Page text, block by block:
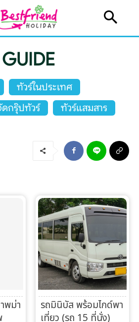
ด์ ฮอลิเดย์
GUIDE
ทัวร์ในประเทศ
กรุ๊ปทัวร์
ทัวร์แสมสาร
พม่า
รถมินิบัส พร้อมไกด์พา
เที่ยว (รถ 15 ที่นั่ง)